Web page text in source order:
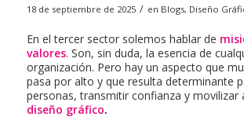
18 de septiembre de 2025 / en Blogs, Diseño
En el tercer sector solemos hablar de
valores. Son, sin duda, la esencia de
organización. Pero hay un aspecto que
pasa por alto y que resulta determinante
personas, transmitir confianza y movilizar
diseño gráfico.